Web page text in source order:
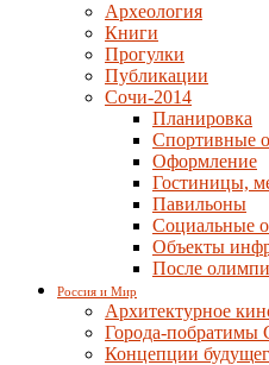
Археология
Книги
Прогулки
Публикации
Сочи-2014
Планировка
Спортивные
Оформление
Гостиницы,
Павильоны
Социальные
Объекты
После
Россия и Мир
Архитектурное
Города-побратимы
Концепции